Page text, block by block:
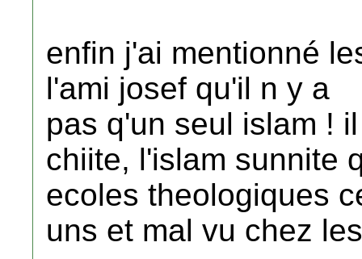
enfin j'ai mentionné
l'ami josef qu'il n y a
pas q'un seul islam !
chiite, l'islam sunnite
ecoles theologiques
uns et mal vu chez